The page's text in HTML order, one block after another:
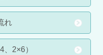
れ
2×6）